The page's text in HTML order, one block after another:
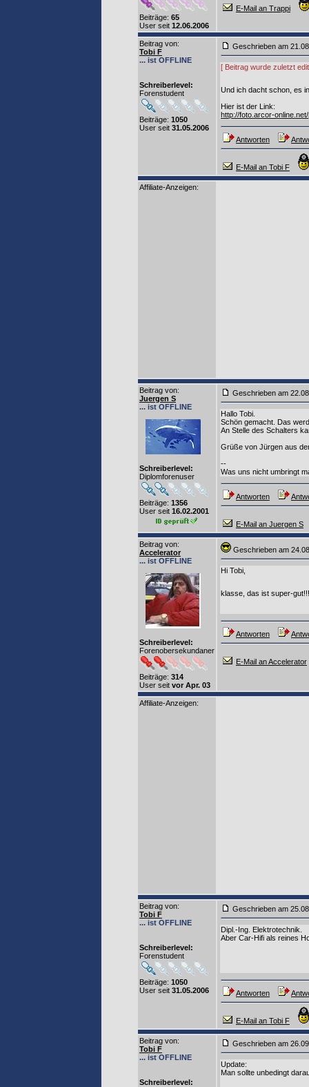
Beiträge: 65
User seit 12.06.2006
E-Mail an Trappi
Beitrag von:
Tobi F
... ist OFFLINE
Schreiberlevel:
Forenstudent
Beiträge: 1050
User seit 31.05.2006
Geschrieben am
[ Beitrag wurde zuletzt
Und ich dacht schon, es
Hier ist der Link:
http://foto.arcor-
Antworten
E-Mail an Tobi F
Affiliate-Anzeigen:
Beitrag von:
Juergen S
... ist OFFLINE
Schreiberlevel:
Diplomforenuser
Beiträge: 1356
User seit 16.02.2001
Geschrieben am
Hallo Tobi.
Schön gemacht. Das
An Stelle des Schalters
Grüße von Jürgen aus
--
Was uns nicht umbringt
Antworten
E-Mail an Juergen S
Beitrag von:
Accelerator
... ist OFFLINE
Schreiberlevel:
Forenobersekundaner
Beiträge: 314
User seit vor Apr. 03
Geschrieben am
Hi Tobi,
klasse, das ist super-
Antworten
E-Mail an Accelerator
Affiliate-Anzeigen:
Beitrag von:
Tobi F
... ist OFFLINE
Schreiberlevel:
Forenstudent
Beiträge: 1050
User seit 31.05.2006
Geschrieben am
Dipl.-Ing. Elektrotechnik.
Aber Car-Hifi als reines
Antworten
E-Mail an Tobi F
Beitrag von:
Tobi F
... ist OFFLINE
Schreiberlevel:
Geschrieben am
Update:
Man sollte unbedingt